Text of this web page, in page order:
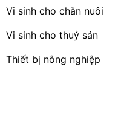
Vi sinh cho chăn nuôi
Vi sinh cho thuỷ sản
Thiết bị nông nghiệp